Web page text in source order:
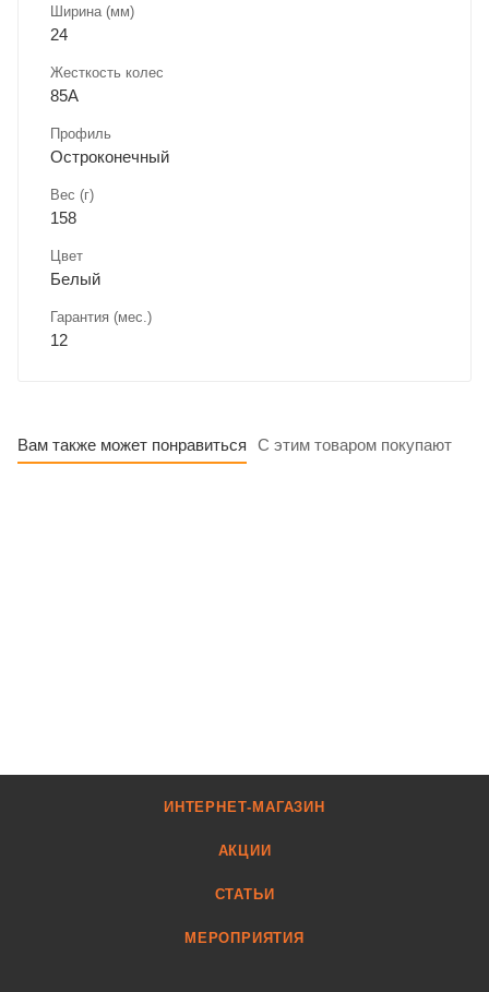
Ширина (мм)
24
Жесткость колес
85A
Профиль
Остроконечный
Вес (г)
158
Цвет
Белый
Гарантия (мес.)
12
Вам также может понравиться С этим товаром покупают
ИНТЕРНЕТ-МАГАЗИН
АКЦИИ
СТАТЬИ
МЕРОПРИЯТИЯ